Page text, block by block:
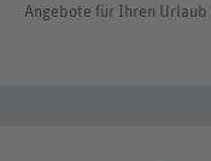
Angebote für Ihren